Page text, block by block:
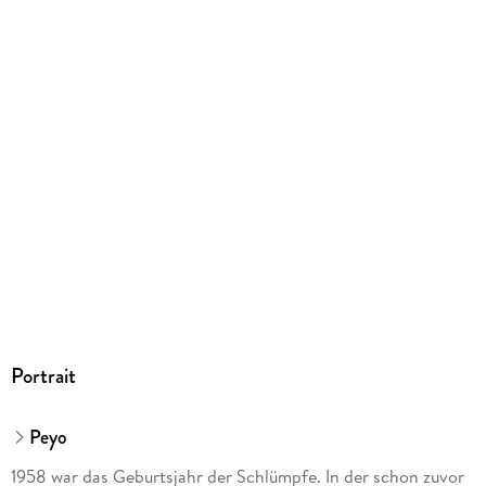
Portrait
Peyo
1958 war das Geburtsjahr der Schlümpfe. In der schon zuvor